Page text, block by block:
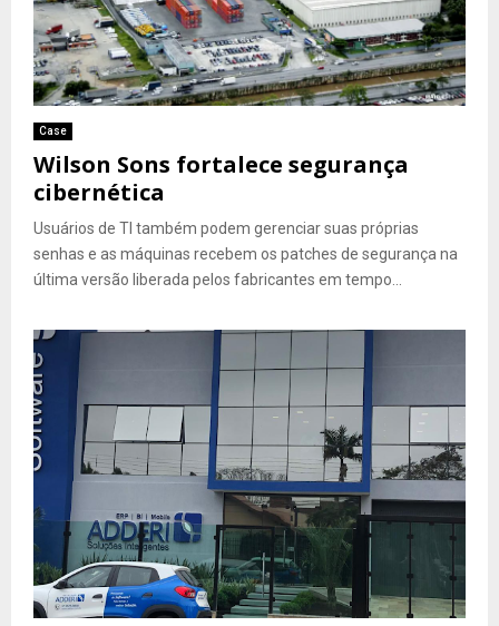
Case
Wilson Sons fortalece segurança
cibernética
Usuários de TI também podem gerenciar suas próprias
senhas e as máquinas recebem os patches de segurança na
última versão liberada pelos fabricantes em tempo...